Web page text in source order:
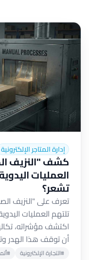
إدارة المتاجر الإلكترونية
كشف "النزيف
العمليات
تشعر؟
تعرف على "النزيف
تلتهم العمليات
اكتشف مؤشراته،
أن توقف هذا الهدر
#التجارة الإلكترونية